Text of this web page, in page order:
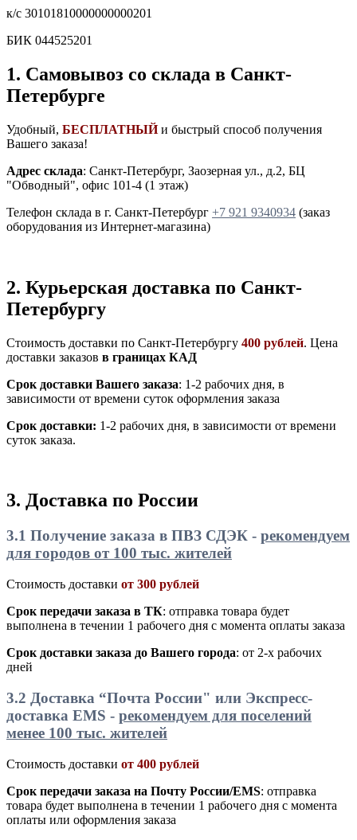
к/с 30101810000000000201
БИК 044525201
1. Самовывоз со склада в Санкт-
Петербурге
Удобный, БЕСПЛАТНЫЙи быстрый способ получения
Вашего заказа!
Адрес склада: Санкт-Петербург, Заозерная ул., д.2, БЦ
"Обводный", офис 101-4 (1 этаж)
Телефон склада в г. Санкт-Петербург +7 921 9340934 (заказ
оборудования из Интернет-магазина)
2. Курьерская доставка по Санкт-
Петербургу
Стоимость доставки по Санкт-Петербургу 400 рублей. Цена
доставки заказов в границах КАД
Срок доставки Вашего заказа: 1-2 рабочих дня, в
зависимости от времени суток оформления заказа
Срок доставки: 1-2 рабочих дня, в зависимости от времени
суток заказа.
3. Доставка по России
3.1 Получение заказа в ПВЗ СДЭК - рекомендуем
для городов от 100 тыс. жителей
Стоимость доставки от 300 рублей
Срок передачи заказа в ТК: отправка товара будет
выполнена в течении 1 рабочего дня с момента оплаты заказа
Срок доставки заказа до Вашего города: от 2-х рабочих
дней
3.2 Доставка “Почта России" или Экспресс-
доставка EMS - рекомендуем для поселений
менее 100 тыс. жителей
Стоимость доставки от 400 рублей
Срок передачи заказа на Почту России/EMS: отправка
товара будет выполнена в течении 1 рабочего дня с момента
оплаты или оформления заказа